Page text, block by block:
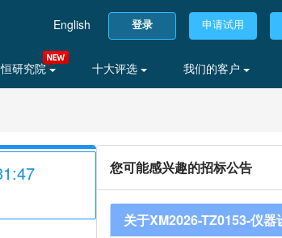
English 登录 申请试用
研究院 十大评选 我们的客户
您可能感兴趣的招标公告